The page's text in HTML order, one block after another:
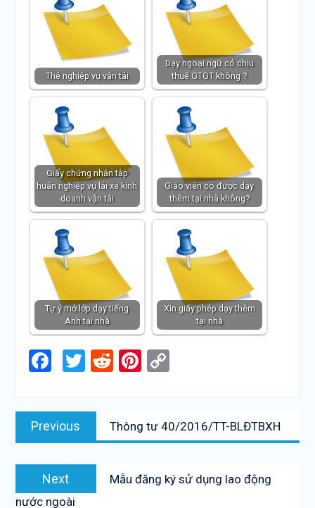
Thẻ nghiệp vụ vận tải
Dạy ngoại ngữ có chịu
thuế GTGT không ?
Giấy chứng nhận tập
huấn nghiệp vụ lái xe kinh
doanh vận tải
Giáo viên có được dạy
thêm tại nhà không?
Tự ý mở lớp dạy tiếng
Anh tại nhà
Xin giấy phép dạy thêm
tại nhà
Facebook
Twitter
RedditPinterest
Copy
Điều
hướng
Previous
Previous
post:
Thông tư 40/2016/TT-BLĐTBXH
Next
Next
post:
Mẫu đăng ký sử dụng lao động
nước ngoài